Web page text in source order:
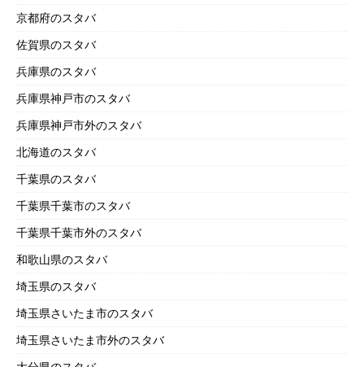
京都府のスタバ
佐賀県のスタバ
兵庫県のスタバ
兵庫県神戸市のスタバ
兵庫県神戸市外のスタバ
北海道のスタバ
千葉県のスタバ
千葉県千葉市のスタバ
千葉県千葉市外のスタバ
和歌山県のスタバ
埼玉県のスタバ
埼玉県さいたま市のスタバ
埼玉県さいたま市外のスタバ